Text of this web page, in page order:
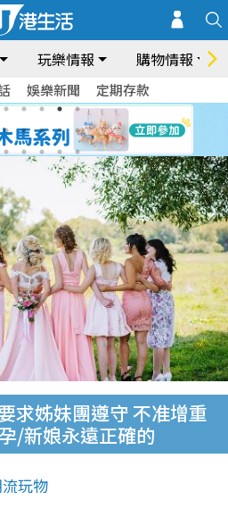
玩樂情報 購物情報
娛樂新聞 定期存款
求姊妹團遵守 不准增重
/新娘永遠正確的
玩物